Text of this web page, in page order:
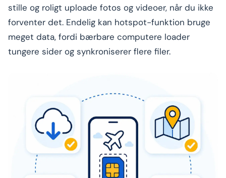
stille og roligt uploade fotos og videoer, når du ikke
forventer det. Endelig kan hotspot-funktion bruge
meget data, fordi bærbare computere loader
tungere sider og synkroniserer flere filer.